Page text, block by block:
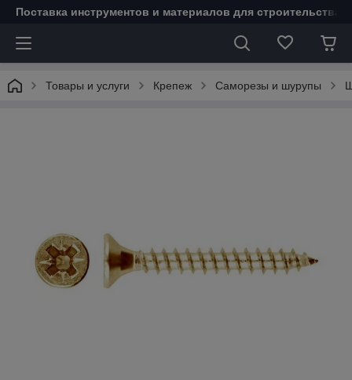
Поставка инструментов и материалов для строительства
Товары и услуги Крепеж Саморезы и шурупы